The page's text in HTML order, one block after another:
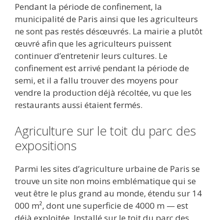
Pendant la période de confinement, la
municipalité de Paris ainsi que les agriculteurs
ne sont pas restés désœuvrés. La mairie a plutôt
œuvré afin que les agriculteurs puissent
continuer d’entretenir leurs cultures. Le
confinement est arrivé pendant la période de
semi, et il a fallu trouver des moyens pour
vendre la production déjà récoltée, vu que les
restaurants aussi étaient fermés.
Agriculture sur le toit du parc des
expositions
Parmi les sites d’agriculture urbaine de Paris se
trouve un site non moins emblématique qui se
veut être le plus grand au monde, étendu sur 14
000 m², dont une superficie de 4000 m — est